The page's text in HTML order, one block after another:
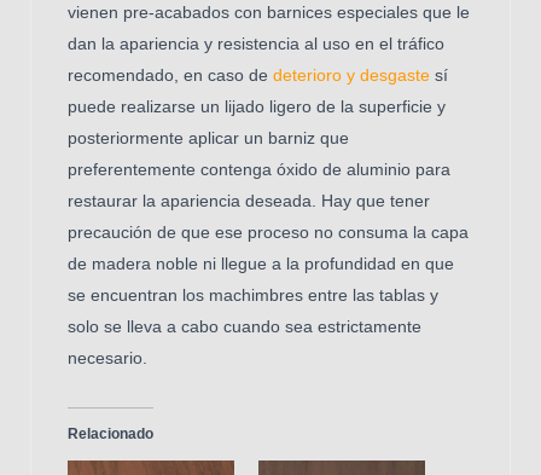
vienen pre-acabados con barnices especiales que le
dan la apariencia y resistencia al uso en el tráfico
recomendado, en caso de deterioro y desgaste sí
puede realizarse un lijado ligero de la superficie y
posteriormente aplicar un barniz que
preferentemente contenga óxido de aluminio para
restaurar la apariencia deseada. Hay que tener
precaución de que ese proceso no consuma la capa
de madera noble ni llegue a la profundidad en que
se encuentran los machimbres entre las tablas y
solo se lleva a cabo cuando sea estrictamente
necesario.
Relacionado